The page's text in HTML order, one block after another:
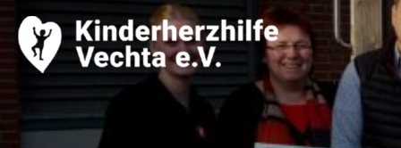
Inhalt
springen